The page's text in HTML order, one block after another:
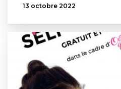
13 octobre 2022